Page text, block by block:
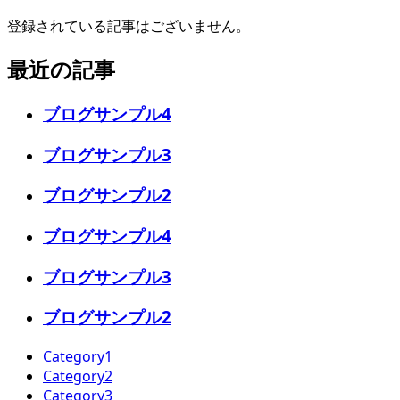
登録されている記事はございません。
最近の記事
ブログサンプル4
ブログサンプル3
ブログサンプル2
ブログサンプル4
ブログサンプル3
ブログサンプル2
Category1
Category2
Category3